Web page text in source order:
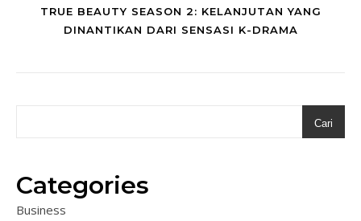
TRUE BEAUTY SEASON 2: KELANJUTAN YANG
DINANTIKAN DARI SENSASI K-DRAMA
Cari
Categories
Business